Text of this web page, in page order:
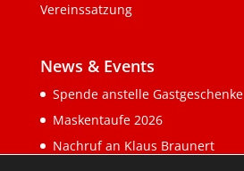
Vereinssatzung
News & Events
Spende anstelle Gastgeschenke
Maskentaufe 2026
Nachruf an Klaus Braunert